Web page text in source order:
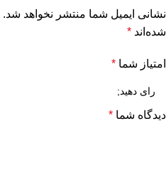
نشانی ایمیل شما منتشر نخواهد شد.
شده‌اند *
امتیاز شما *
دیدگاه شما *